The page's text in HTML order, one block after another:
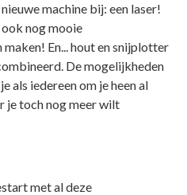
machine bij: een laser!
nog mooie
En... hout en snijplotter
De mogelijkheden
als iedereen om je heen al
je toch nog meer wilt
met al deze